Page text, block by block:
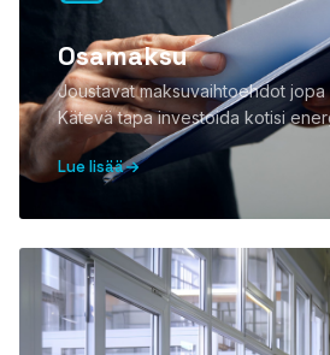
Osamaksu
Joustavat maksuvaihtoehdot
Kätevä tapa investoida kotisi
Lue lisää